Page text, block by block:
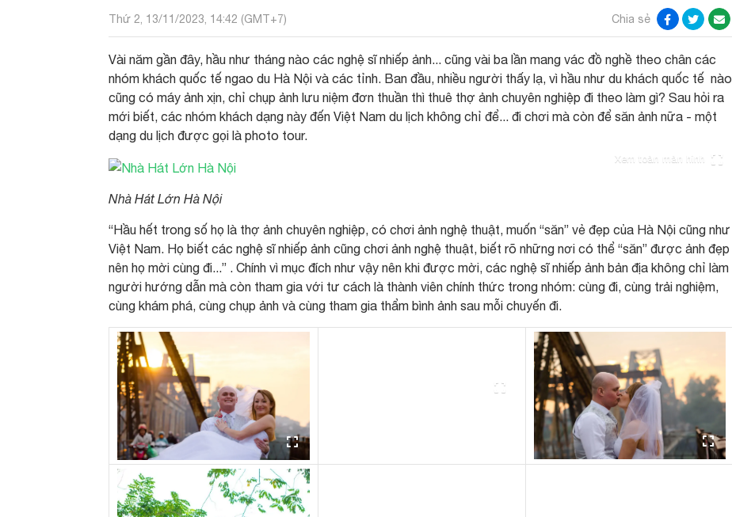
Thứ 2, 13/11/2023, 14:42 (GMT+7) Chia sẻ
Vài năm gần đây, hầu như tháng nào các nghệ sĩ nhiếp ảnh... cũng vài ba lần mang vác đồ nghề theo chân các
nhóm khách quốc tế ngao du Hà Nội và các tỉnh. Ban đầu, nhiều người thấy lạ, vì hầu như du khách quốc tế nào
cũng có máy ảnh xịn, chỉ chụp ảnh lưu niệm đơn thuần thì thuê thợ ảnh chuyên nghiệp đi theo làm gì? Sau hỏi ra
mới biết, các nhóm khách dạng này đến Việt Nam du lịch không chỉ để... đi chơi mà còn để săn ảnh nữa - một
dạng du lịch được gọi là photo tour.
Xem toàn màn hình
Nhà Hát Lớn Hà Nội
“Hầu hết trong số họ là thợ ảnh chuyên nghiệp, có chơi ảnh nghệ thuật, muốn “săn” vẻ đẹp của Hà Nội cũng như
Việt Nam. Họ biết các nghệ sĩ nhiếp ảnh cũng chơi ảnh nghệ thuật, biết rõ những nơi có thể “săn” được ảnh đẹp
nên họ mời cùng đi...” . Chính vì mục đích như vậy nên khi được mời, các nghệ sĩ nhiếp ảnh bản địa không chỉ làm
người hướng dẫn mà còn tham gia với tư cách là thành viên chính thức trong nhóm: cùng đi, cùng trải nghiệm,
cùng khám phá, cùng chụp ảnh và cùng tham gia thẩm bình ảnh sau mỗi chuyến đi.